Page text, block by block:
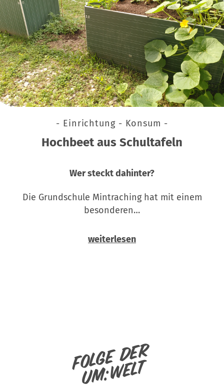
- Einrichtung - Konsum -
Hochbeet aus Schultafeln
Wer steckt dahinter?
Die Grundschule Mintraching hat mit einem
besonderen…
weiterlesen
Folge der
um:welt